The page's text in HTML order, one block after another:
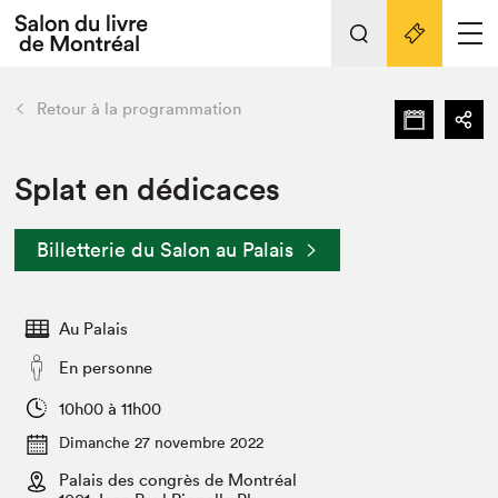
Espace médias
Espace exposant⋅e⋅s
Tout sur l'édition 2022
Actualités
Vidéos et Balados
Club de lecture Braindate
retour Nos activités
Édition 2022
Nous connaître
Projets partenaires 2022
Archives
Liens pratiques
Retour à la programmation
Splat en dédicaces
Billetterie du Salon au Palais
Au Palais
En personne
10h00 à 11h00
Dimanche 27 novembre 2022
Palais des congrès de Montréal